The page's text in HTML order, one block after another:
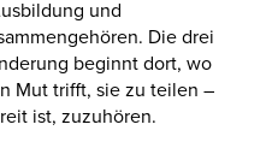
und
Die drei
beginnt dort, wo
Mut trifft, sie zu teilen –
ist, zuzuhören.